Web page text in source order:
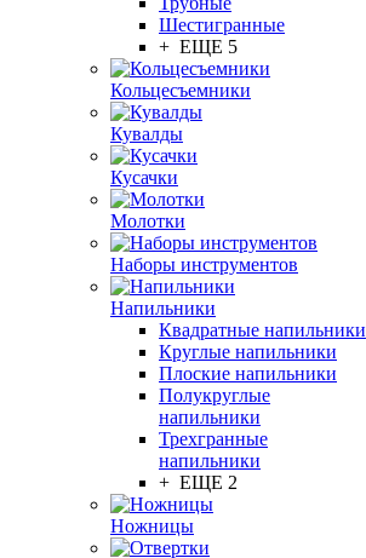
Шестигранные
+ ЕЩЕ 5
Кольцесъемники
Кувалды
Кусачки
Молотки
Наборы инструментов
Напильники
Квадратные напильники
Круглые напильники
Плоские напильники
Полукруглые
напильники
Трехгранные
напильники
+ ЕЩЕ 2
Ножницы